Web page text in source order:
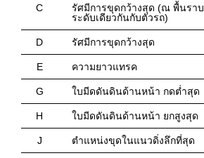
C
รัศมีการขุดกว้างสุด (ณ พื้นราบ
ระดับเดียวกันกับตัวรถ)
D รัศมีการขุดกว้างสุด
E ความยาวแทรค
G ใบมีดดันดินด้านหน้า กดต่ำสุด
H ใบมีดดันดินด้านหน้า ยกสูงสุด
J ตำแหน่งขุดในแนวดิ่งลึกที่สุด